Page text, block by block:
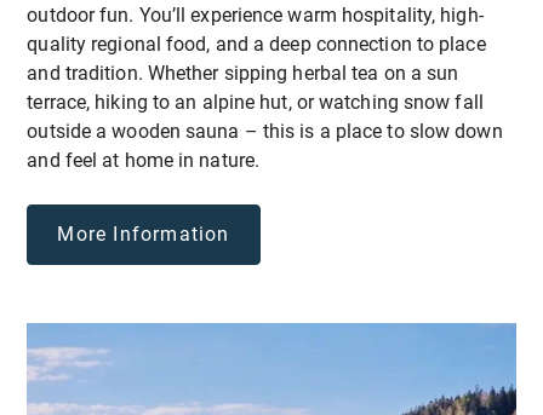
Praktische Schulung:
Praktische Selbstverteidigungsübungen und
Simulationen zum Üben praktischer Techniken in
einer kontrollierten und sicheren Umgebung.
Fallstudien und Szenarien:
Analyse realer Situationen, um die Dynamik von
Strategien im Kontext anzuwenden.
Gemeinschaftsprojekte:
outdoor fun. You’ll experience warm hospitality, high-
quality regional food, and a deep connection to place
and tradition. Whether sipping herbal tea on a sun
terrace, hiking to an alpine hut, or watching snow fall
outside a wooden sauna – this is a place to slow down
and feel at home in nature.
More Information